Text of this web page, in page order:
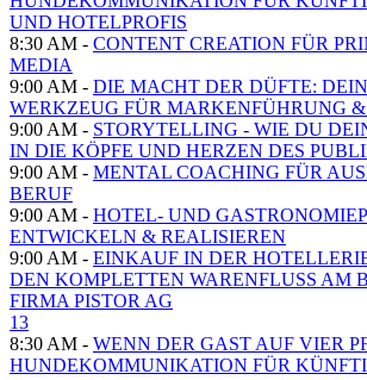
UND HOTELPROFIS
8:30 AM - CONTENT CREATION FÜR
MEDIA
9:00 AM - DIE MACHT DER DÜFTE:
WERKZEUG FÜR MARKENFÜHRUNG
9:00 AM - STORYTELLING - WIE DU
IN DIE KÖPFE UND HERZEN DES
9:00 AM - MENTAL COACHING FÜR
BERUF
9:00 AM - HOTEL- UND
ENTWICKELN & REALISIEREN
9:00 AM - EINKAUF IN DER
DEN KOMPLETTEN WARENFLUSS AM
FIRMA PISTOR AG
13
8:30 AM - WENN DER GAST AUF VIER
HUNDEKOMMUNIKATION FÜR